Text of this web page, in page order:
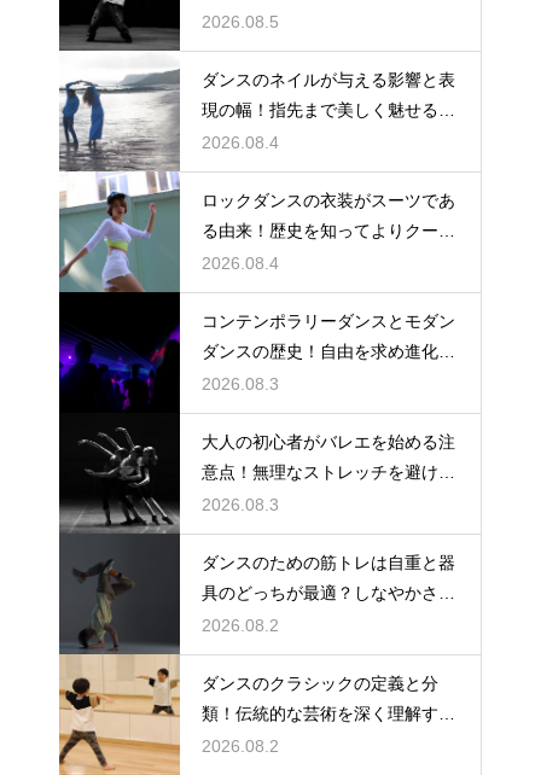
るステップ
2026.08.5
ダンスのネイルが与える影響と表
現の幅！指先まで美しく魅せるた
めの工夫
2026.08.4
ロックダンスの衣装がスーツであ
る由来！歴史を知ってよりクール
に踊ろう
2026.08.4
コンテンポラリーダンスとモダン
ダンスの歴史！自由を求め進化す
る表現の道
2026.08.3
大人の初心者がバレエを始める注
意点！無理なストレッチを避け安
全に楽しむ
2026.08.3
ダンスのための筋トレは自重と器
具のどっちが最適？しなやかさを
保つ秘訣
2026.08.2
ダンスのクラシックの定義と分
類！伝統的な芸術を深く理解する
ための鍵
2026.08.2